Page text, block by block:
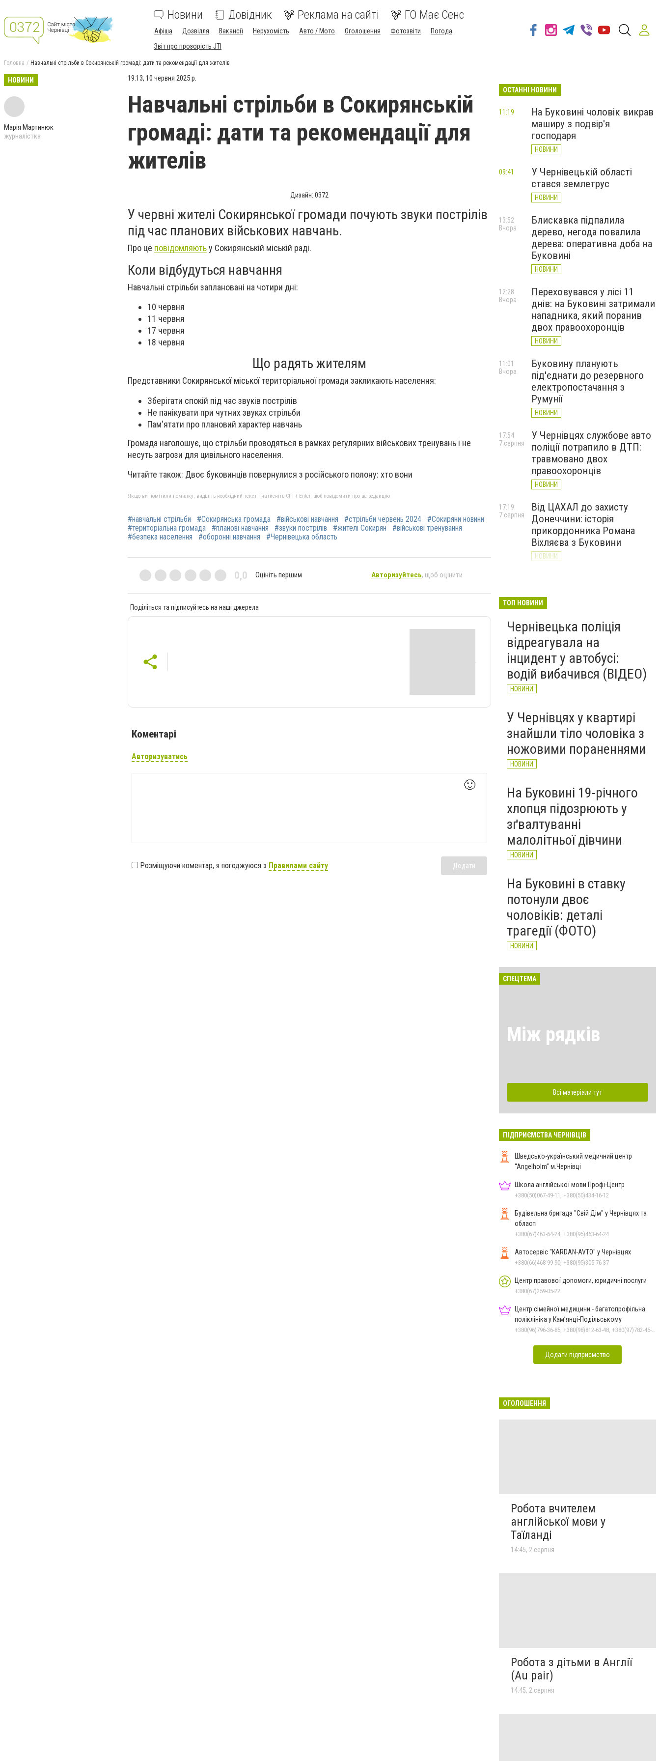
Новини Довідник Реклама на сайті ГО Має Сенс
Афіша Дозвілля Вакансії Нерухомість Авто / Мото Оголошення Фотозвіти
Погода
Звіт про прозорість JTI
Головна Навчальні стрільби в Сокирянській громаді: дати та рекомендації для жителів
НОВИНИ
Марія Мартинюк
журналістка
19:13, 10 червня 2025 р.
Навчальні стрільби в Сокирянській
громаді: дати та рекомендації для
жителів
Дизайн: 0372
У червні жителі Сокирянської громади почують звуки пострілів
під час планових військових навчань.
Про це повідомляютьу Сокирянській міській раді.
Коли відбудуться навчання
Навчальні стрільби заплановані на чотири дні:
10 червня
11 червня
17 червня
18 червня
Що радять жителям
Представники Сокирянської міської територіальної громади закликають населення:
Зберігати спокій під час звуків пострілів
Не панікувати при чутних звуках стрільби
Пам'ятати про плановий характер навчань
Громада наголошує, що стрільби проводяться в рамках регулярних військових тренувань і не
несуть загрози для цивільного населення.
Читайте також: Двоє буковинців повернулися з російського полону: хто вони
Якщо ви помітили помилку, виділіть необхідний текст і натисніть Ctrl + Enter, щоб повідомити про це редакцію
#навчальні стрільби #Сокирянська громада #військові навчання #стрільби червень 2024
#Сокиряни новини
#територіальна громада
#планові навчання #звуки пострілів #жителі Сокирян
#військові тренування
#безпека населення
#оборонні навчання #Чернівецька область
0,0 Оцініть першим Авторизуйтесь, щоб оцінити
Поділіться та підписуйтесь на наші джерела
Коментарі
Авторизуватись
🙂
Розміщуючи коментар, я погоджуюся з Правилами сайту Додати
ОСТАННІ НОВИНИ
На Буковині чоловік викрав
маширу з подвір'я
господаря
НОВИНИ
11:19
У Чернівецькій області
стався землетрус
НОВИНИ
09:41
Блискавка підпалила
дерево, негода повалила
дерева: оперативна доба на
Буковині
НОВИНИ
13:52
Вчора
Переховувався у лісі 11
днів: на Буковині затримали
нападника, який поранив
двох правоохоронців
НОВИНИ
12:28
Вчора
Буковину планують
під'єднати до резервного
електропостачання з
Румунії
НОВИНИ
11:01
Вчора
У Чернівцях службове авто
поліції потрапило в ДТП:
травмовано двох
правоохоронців
НОВИНИ
17:54
7 серпня
Від ЦАХАЛ до захисту
Донеччини: історія
прикордонника Романа
Віхляєва з Буковини
НОВИНИ
17:19
7 серпня
водяні арки для
НОВИНИ
ТОП НОВИНИ
Чернівецька поліція
відреагувала на
інцидент у автобусі:
водій вибачився (ВІДЕО)
НОВИНИ
У Чернівцях у квартирі
знайшли тіло чоловіка з
ножовими пораненнями
НОВИНИ
На Буковині 19-річного
хлопця підозрюють у
зґвалтуванні
малолітньої дівчини
НОВИНИ
На Буковині в ставку
потонули двоє
чоловіків: деталі
трагедії (ФОТО)
НОВИНИ
СПЕЦТЕМА
Між рядків
Всі матеріали тут
ПІДПРИЄМСТВА ЧЕРНІВЦІВ
Шведсько-український медичний центр
“Angelholm” м.Чернівці
Школа англійської мови Профі-Центр
+380(50)067-49-11, +380(50)434-16-12
Будівельна бригада "Свій Дім" у Чернівцях та
області
+380(67)463-64-24, +380(95)463-64-24
Автосервіс "KARDAN-AVTO" у Чернівцях
+380(66)468-99-90, +380(95)305-76-37
Центр правової допомоги, юридичні послуги
+380(67)259-05-22
Центр сімейної медицини - багатопрофільна
поліклініка у Кам’янці-Подільському
Додати підприємство
ОГОЛОШЕННЯ
Робота вчителем
англійської мови у
Таїланді
14:45, 2 серпня
Робота з дітьми в Англії
(Au pair)
14:45, 2 серпня